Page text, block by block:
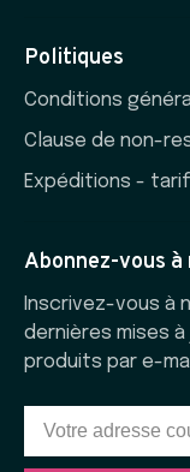
Politiques
Conditions
Clause de non-
Expéditions -
Abonnez-vous
Inscrivez-vous à
dernières mises
produits par e-